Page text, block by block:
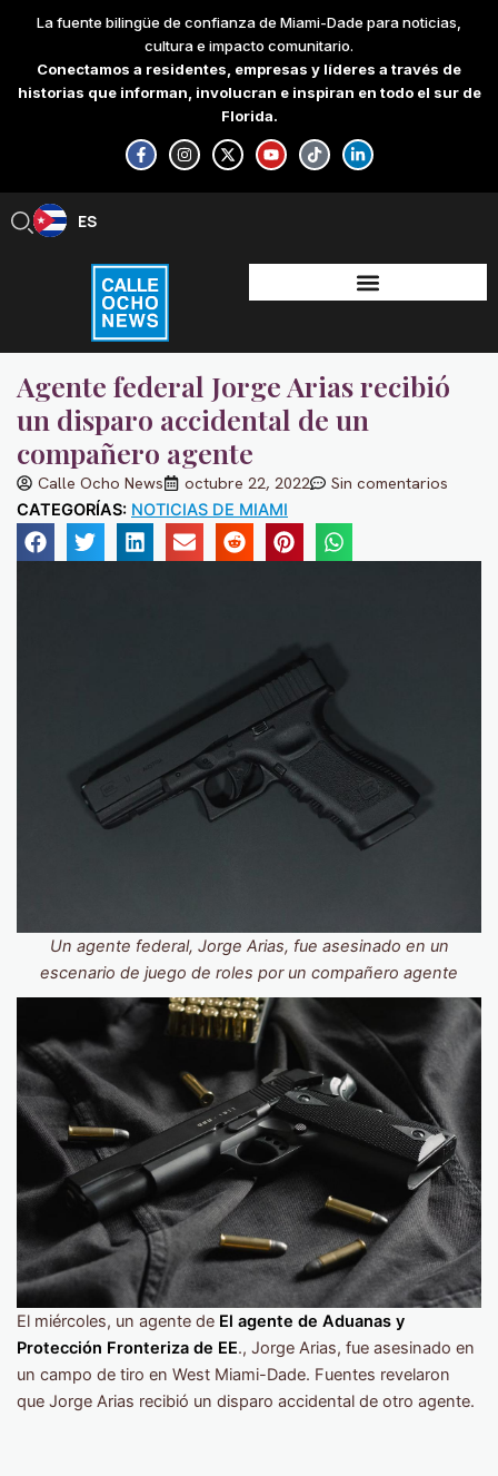
content
La fuente bilingüe de confianza de Miami-Dade para noticias,
cultura e impacto comunitario.
Conectamos a residentes, empresas y líderes a través de
historias que informan, involucran e inspiran en todo el sur de
Florida.
F
a
c
e
-
f
I
n
s
t
X
-
t
w
Y
o
u
t
T
i
k
t
L
i
n
k
-
i
n
ES
EN
Agente federal Jorge Arias recibió
un disparo accidental de un
compañero agente
Calle Ocho News octubre 22, 2022 Sin comentarios
CATEGORÍAS: NOTICIAS DE MIAMI
Un agente federal, Jorge Arias, fue asesinado en un
escenario de juego de roles por un compañero agente
El miércoles, un agente de El agente de Aduanas y
Protección Fronteriza de EE., Jorge Arias, fue asesinado en
un campo de tiro en West Miami-Dade. Fuentes revelaron
que Jorge Arias recibió un disparo accidental de otro agente.